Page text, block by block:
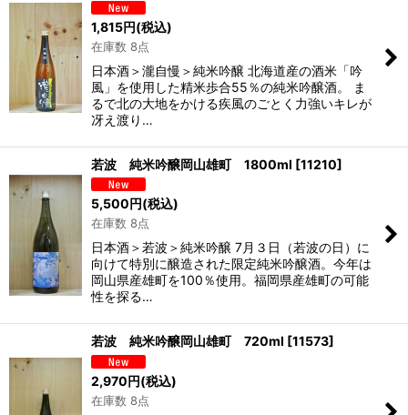
1,815円(税込)
在庫数 8点
日本酒＞瀧自慢＞純米吟醸 北海道産の酒米「吟
風」を使用した精米歩合55％の純米吟醸酒。 ま
るで北の大地をかける疾風のごとく力強いキレが
冴え渡り…
若波 純米吟醸岡山雄町 1800ml [11210]
5,500円(税込)
在庫数 8点
日本酒＞若波＞純米吟醸 7月３日（若波の日）に
向けて特別に醸造された限定純米吟醸酒。今年は
岡山県産雄町を100％使用。福岡県産雄町の可能
性を探る…
若波 純米吟醸岡山雄町 720ml [11573]
2,970円(税込)
在庫数 8点